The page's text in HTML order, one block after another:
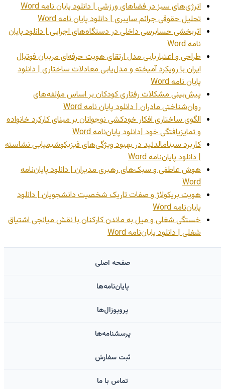
انرژی‌های سبز در فضاهای ورزشی | دانلود پایان نامه Word
تحلیل حقوقی جرائم سایبری | دانلود پایان نامه Word
اثربخشی حسابرسی داخلی در دستگاه‌های اجرایی | دانلود پایان
نامه Word
طراحی و اعتباریابی مدل ارتقای هویت حرفه‌ای مربیان فوتبال
ایران با رویکرد آمیخته و مدل‌یابی معادلات ساختاری | دانلود
پایان نامه Word
پیش‌بینی مشکلات رفتاری کودکان بر اساس مؤلفه‌های
روان‌شناختی مادران | دانلود پایان نامه Word
الگوی ساختاری افکار خودکشی نوجوانان بر مبنای کارکرد خانواده
و تمایزیافتگی خود |دانلود پایان‌نامه Word
کاربرد سینامالدئید در بهبود ویژگی‌های فیزیکوشیمیایی نشاسته
| دانلود پایان‌نامه Word
هوش عاطفی و سبک‌های رهبری مدیران | دانلود پایان‌نامه
Word
هویت بریکولاژ و صفات تاریک شخصیت دانشجویان | دانلود
پایان‌نامه Word
خستگی شغلی و میل به ماندن کارکنان با نقش میانجی اشتیاق
شغلی | دانلود پایان‌نامه Word
صفحه اصلی
پایان‌نامه‌ها
پروپوزال‌ها
پرسشنامه‌ها
ثبت سفارش
تماس با ما